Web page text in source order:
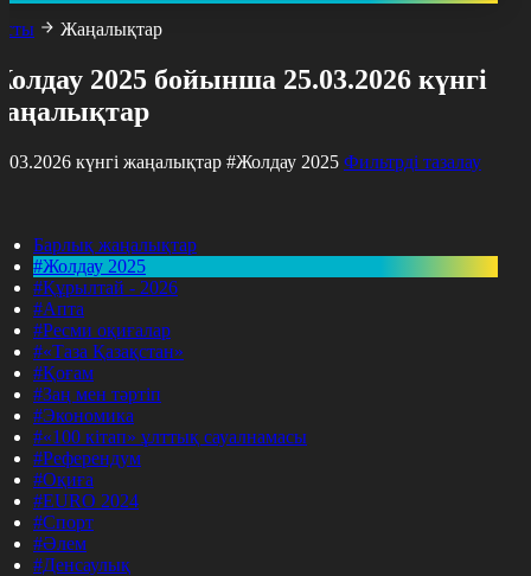
Жаңалықтар
2025 бойынша 25.03.2026 күнгі
күнгі жаңалықтар #Жолдау 2025 Фильтрді тазалау
Барлық жаңалықтар
#Жолдау 2025
#Құрылтай - 2026
#Апта
#Ресми оқиғалар
#«Таза Қазақстан»
#Қоғам
#Заң мен тәртіп
#Экономика
#«100 кітап» ұлттық сауалнамасы
#Референдум
#Оқиға
#EURO 2024
#Спорт
#Әлем
#Денсаулық